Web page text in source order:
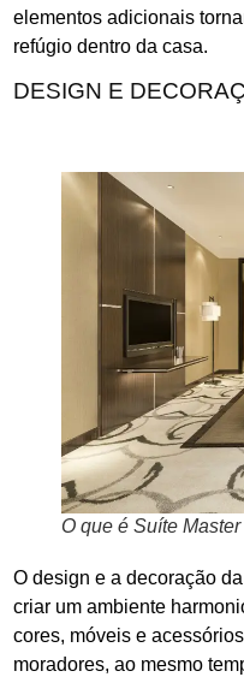
elementos adicionais
refúgio dentro da casa.
DESIGN E
O que é Suíte Master
O design e a decoração
criar um ambiente
cores, móveis e
moradores, ao mesmo